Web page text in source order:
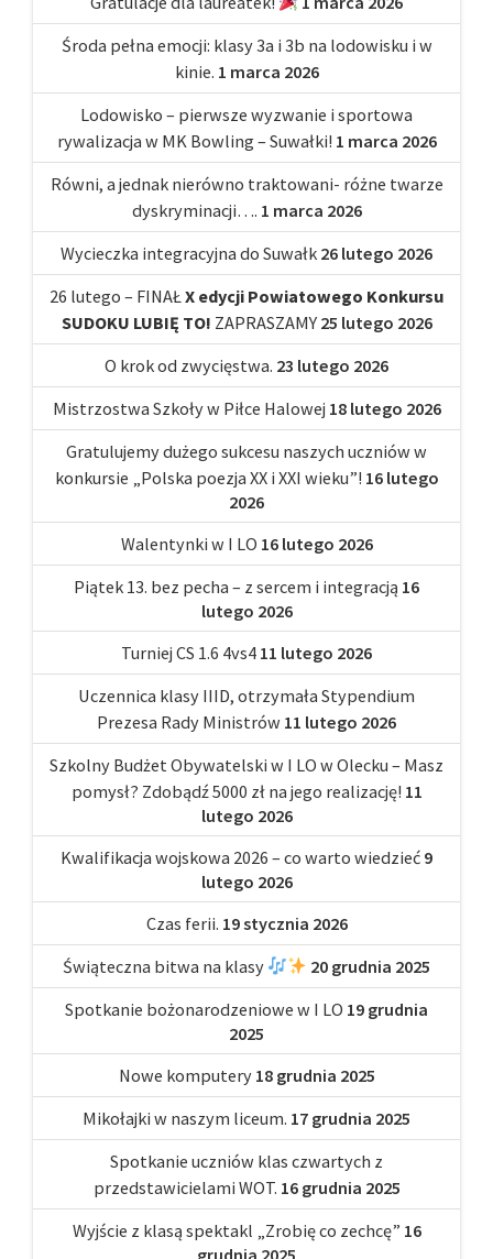
Środa pełna emocji: klasy 3a i 3b na lodowisku i w
kinie. 1 marca 2026
Lodowisko – pierwsze wyzwanie i sportowa
rywalizacja w MK Bowling – Suwałki! 1 marca 2026
Równi, a jednak nierówno traktowani- różne twarze
dyskryminacji…. 1 marca 2026
Wycieczka integracyjna do Suwałk 26 lutego 2026
26 lutego – FINAŁ X edycji Powiatowego Konkursu
SUDOKU LUBIĘ TO! ZAPRASZAMY 25 lutego 2026
O krok od zwycięstwa. 23 lutego 2026
Mistrzostwa Szkoły w Piłce Halowej 18 lutego 2026
Gratulujemy dużego sukcesu naszych uczniów w
konkursie „Polska poezja XX i XXI wieku”! 16 lutego
2026
Walentynki w I LO 16 lutego 2026
Piątek 13. bez pecha – z sercem i integracją 16
lutego 2026
Turniej CS 1.6 4vs4 11 lutego 2026
Uczennica klasy IIID, otrzymała Stypendium
Prezesa Rady Ministrów 11 lutego 2026
Szkolny Budżet Obywatelski w I LO w Olecku – Masz
pomysł? Zdobądź 5000 zł na jego realizację! 11
lutego 2026
Kwalifikacja wojskowa 2026 – co warto wiedzieć 9
lutego 2026
Czas ferii. 19 stycznia 2026
Świąteczna bitwa na klasy
20 grudnia 2025
Spotkanie bożonarodzeniowe w I LO 19 grudnia
2025
Nowe komputery 18 grudnia 2025
Mikołajki w naszym liceum. 17 grudnia 2025
Spotkanie uczniów klas czwartych z
przedstawicielami WOT. 16 grudnia 2025
Wyjście z klasą spektakl „Zrobię co zechcę” 16
grudnia 2025